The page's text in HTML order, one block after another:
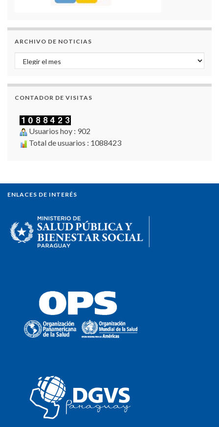
ARCHIVO DE NOTICIAS
Archivo de Noticias
CONTADOR DE VISITAS
Usuarios hoy : 902
Total de usuarios : 1088423
ENLACES DE INTERÉS